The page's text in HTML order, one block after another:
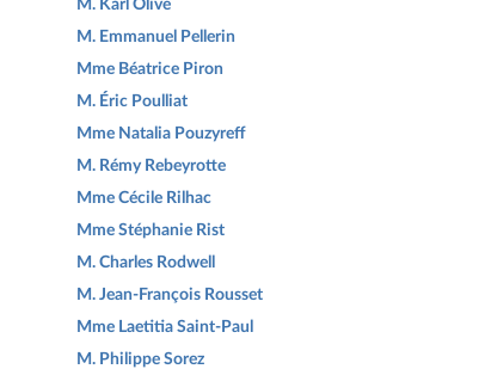
M. Karl Olive
M. Emmanuel Pellerin
Mme Béatrice Piron
M. Éric Poulliat
Mme Natalia Pouzyreff
M. Rémy Rebeyrotte
Mme Cécile Rilhac
Mme Stéphanie Rist
M. Charles Rodwell
M. Jean-François Rousset
Mme Laetitia Saint-Paul
M. Philippe Sorez